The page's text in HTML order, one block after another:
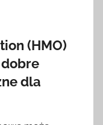
(HMO)
dobre
dla